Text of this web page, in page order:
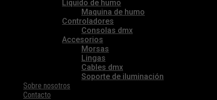
Liquido de humo
Maquina de humo
Controladores
Consolas dmx
Accesorios
Morsas
Lingas
Cables dmx
Soporte de iluminación
Sobre nosotros
Contacto